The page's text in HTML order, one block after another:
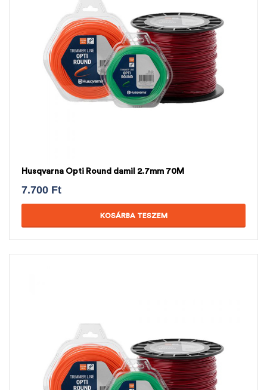
Husqvarna Opti Round damil 2.7mm 70M
7.700 Ft
KOSÁRBA TESZEM